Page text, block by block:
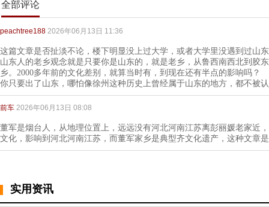
全部评论
peachtree188 2026年06月13日 11:36
这篇文章是否扯淡不论，楼下明显没上过大学，或者大学里没遇到过山
山东人的老乡观念就是只要你是山东的，就是老乡，从鲁西南西北到胶
乡。2000多年前的文化差别，就算当时有，到现在还有半点的影响吗？
你只要出了山东，哪怕像徐州这种历史上曾经属于山东的地方，都不被
前车 2026年06月13日 08:08
董军是烟台人，从地理位置上，远远没有河北河南江苏离彭丽媛老家近
文化，影响到河北河南江苏，而董军家乡是典型齐文化遗产，这种文章
实用资讯